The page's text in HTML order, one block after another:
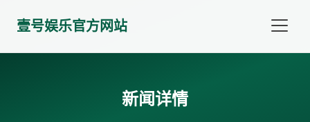
壹号娱乐官方网站
新闻详情